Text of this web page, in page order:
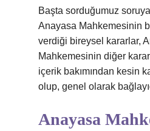
Başta sorduğumuz
Anayasa Mahkemesinin
verdiği bireysel kararlar,
Mahkemesinin diğer
içerik bakımından kesin
olup, genel olarak
Anayasa